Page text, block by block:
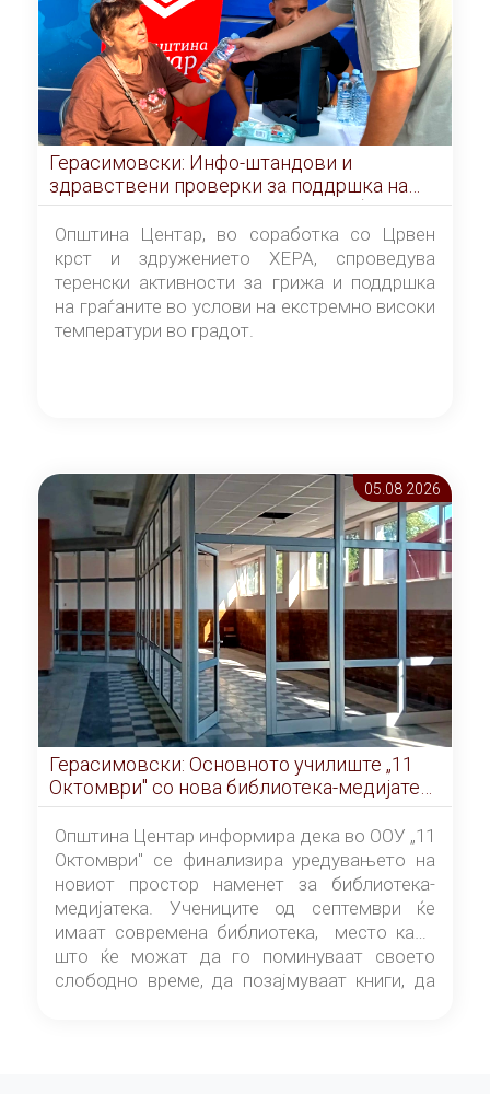
Герасимовски: Инфо-штандови и
здравствени проверки за поддршка на
граѓаните во услови на топлотен бран
Општина Центар, во соработка со Црвен
крст и здружението ХЕРА, спроведува
теренски активности за грижа и поддршка
на граѓаните во услови на екстремно високи
температури во градот.
05.08 2026
Герасимовски: Основното училиште „11
Октомври" со нова библиотека-медијатека
од септември
Општина Центар информира дека во ООУ „11
Октомври" се финализира уредувањето на
новиот простор наменет за библиотека-
медијатека. Учениците од септември ќе
имаат современа библиотека, место каде
што ќе можат да го поминуваат своето
слободно време, да позајмуваат книги, да